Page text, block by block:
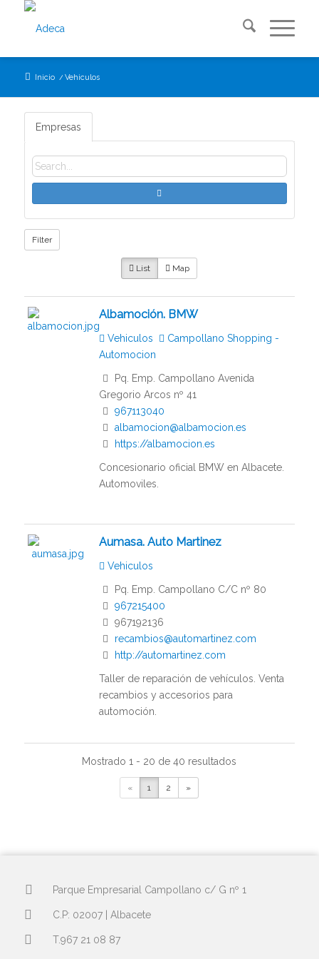
Inicio / Vehiculos
Empresas
Filter
List Map
Albamoción. BMW
Vehiculos
Campollano Shopping -
Automocion
Pq. Emp. Campollano Avenida
Gregorio Arcos nº 41
967113040
albamocion@albamocion.es
https://albamocion.es
Concesionario oficial BMW en Albacete.
Automoviles.
Aumasa. Auto Martinez
Vehiculos
Pq. Emp. Campollano C/C nº 80
967215400
967192136
recambios@automartinez.com
http://automartinez.com
Taller de reparación de vehículos. Venta
recambios y accesorios para
automoción.
AUTO RECAMBIOS MARTINEZ S.L.
Vehiculos
automoción
Mostrado 1 - 20 de 40 resultados
« 1 2 »
Parque Empresarial Campollano c/ G nº 1
C.P: 02007 | Albacete
T.967 21 08 87